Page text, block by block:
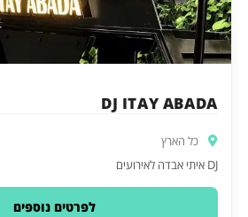
DJ ITAY ABADA
כל הארץ
DJ איתי אבדה לאירועים
לפרטים נוספים